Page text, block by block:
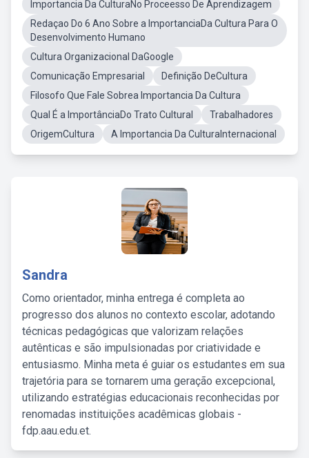
Importancia Da CulturaNo Proceesso De Aprendizagem
Redaçao Do 6 Ano Sobre a ImportanciaDa Cultura Para O
Desenvolvimento Humano
Cultura Organizacional DaGoogle
Comunicação Empresarial
Definição DeCultura
Filosofo Que Fale Sobrea Importancia Da Cultura
Qual É a ImportânciaDo Trato Cultural
Trabalhadores
OrigemCultura
A Importancia Da CulturaInternacional
Sandra
Como orientador, minha entrega é completa ao
progresso dos alunos no contexto escolar, adotando
técnicas pedagógicas que valorizam relações
autênticas e são impulsionadas por criatividade e
entusiasmo. Minha meta é guiar os estudantes em sua
trajetória para se tornarem uma geração excepcional,
utilizando estratégias educacionais reconhecidas por
renomadas instituições acadêmicas globais -
fdp.aau.edu.et.